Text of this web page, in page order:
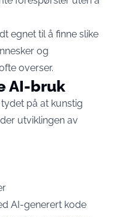
egnet til å finne slike
og
overser.
AI-bruk
på at kunstig
utviklingen av
AI-generert kode